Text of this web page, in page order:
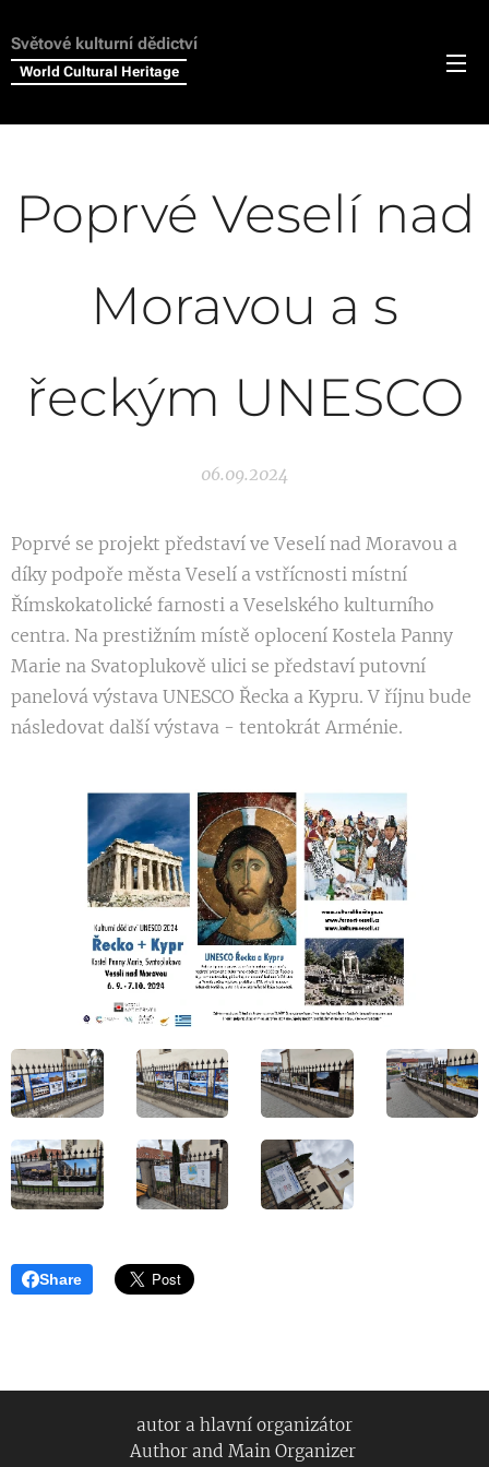
Světové kulturní dědictví
World Cultural Heritage
Poprvé Veselí nad
Moravou a s
řeckým UNESCO
06.09.2024
Poprvé se projekt představí ve Veselí nad Moravou a
díky podpoře města Veselí a vstřícnosti místní
Římskokatolické farnosti a Veselského kulturního
centra. Na prestižním místě oplocení Kostela Panny
Marie na Svatoplukově ulici se představí putovní
panelová výstava UNESCO Řecka a Kypru. V říjnu bude
následovat další výstava - tentokrát Arménie.
Share
autor a hlavní organizátor
Author and Main Organizer